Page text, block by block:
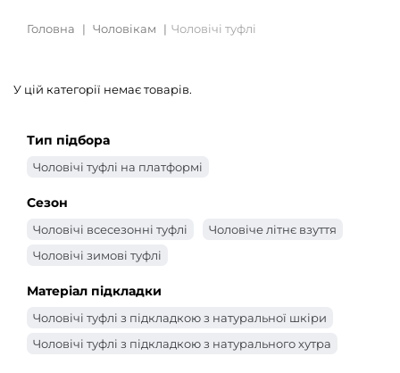
Головна Чоловікам Чоловічі туфлі
У цій категорії немає товарів.
Тип підбора
Чоловічі туфлі на платформі
Сезон
Чоловічі всесезонні туфлі
Чоловіче літнє взуття
Чоловічі зимові туфлі
Матеріал підкладки
Чоловічі туфлі з підкладкою з натуральної шкіри
Чоловічі туфлі з підкладкою з натурального хутра